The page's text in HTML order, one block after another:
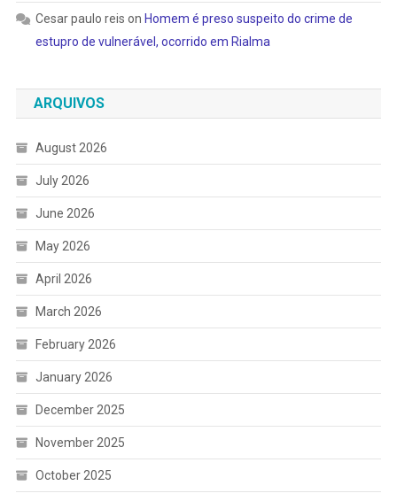
Cesar paulo reis on Homem é preso suspeito do crime de
estupro de vulnerável, ocorrido em Rialma
ARQUIVOS
August 2026
July 2026
June 2026
May 2026
April 2026
March 2026
February 2026
January 2026
December 2025
November 2025
October 2025